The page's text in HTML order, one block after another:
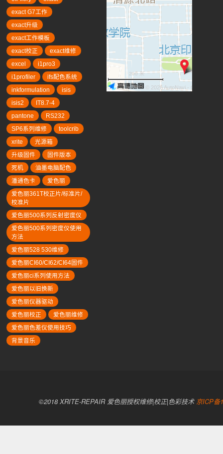
exact G7工作
exact升级
exact工作模板
exact校正
exact维修
excel
i1pro3
i1profiler
ifs配色系统
inkformulation
isis
isis2
IT8.7-4
pantone
RS232
SP6系列维修
toolcrib
xrite
光源箱
升级固件
固件版本
死机
油墨电脑配色
潘通色卡
爱色丽
爱色丽361T校正片/标准片/
校准片
爱色丽500系列反射密度仪
爱色丽500系列密度仪使用
方法
爱色丽528 530维修
爱色丽CI60/CI62/CI64固件
爱色丽ci系列使用方法
爱色丽以旧换新
爱色丽仪器驱动
爱色丽校正
爱色丽维修
爱色丽色差仪使用技巧
背景音乐
200 米
© 2026 AutoNavi -
©2018 XRITE-REPAIR 爱色丽授权维修|校正|色彩技术 京ICP备